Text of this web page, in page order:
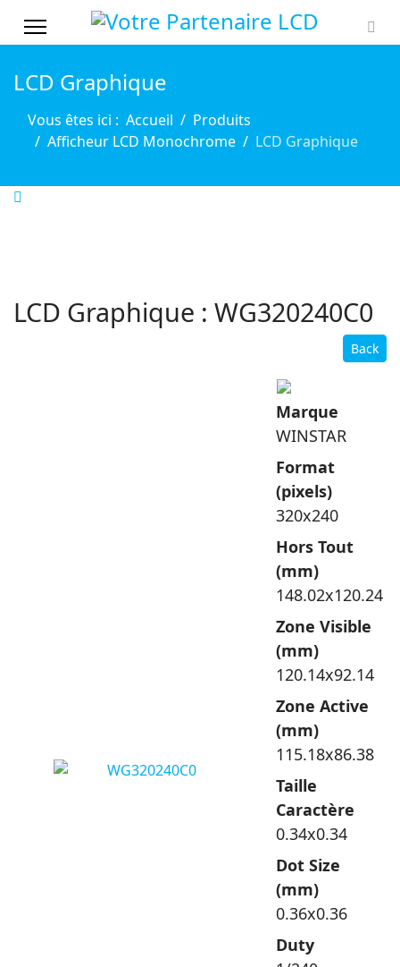
LCD Graphique
Vous êtes ici : Accueil
Produits
Afficheur LCD Monochrome
LCD Graphique
LCD Graphique : WG320240C0
Back
Marque
WINSTAR
Format
(pixels)
320x240
Hors Tout
(mm)
148.02x120.24
Zone Visible
(mm)
120.14x92.14
Zone Active
(mm)
115.18x86.38
Taille
Caractère
0.34x0.34
Dot Size
(mm)
0.36x0.36
Duty